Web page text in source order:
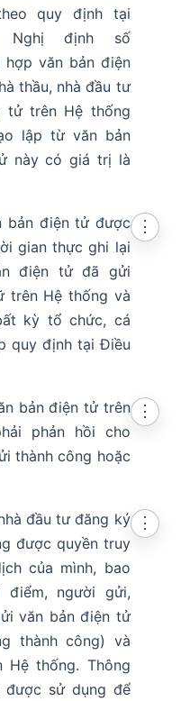
quy định tại
định số
hợp văn bản điện
thầu, nhà đầu tư
tử trên Hệ thống
lập từ văn bản
này có giá trị là
bản điện tử được
gian thực ghi lại
điện tử đã gửi
trên Hệ thống và
kỳ tổ chức, cá
quy định tại Điều
⋮
bản điện tử trên
phản hồi cho
thành công hoặc
⋮
đầu tư đăng ký
được quyền truy
của mình, bao
người gửi,
văn bản điện tử
thành công) và
thống. Thông
sử dụng để
⋮